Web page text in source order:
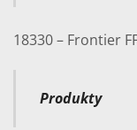
18330 – Frontier
Produkty